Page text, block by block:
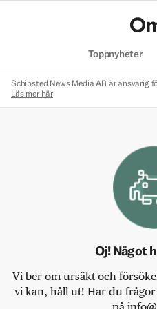
Toppnyheter
Schibsted News Media AB är ansvarig
Läs mer här
Oj! Något
Vi ber om ursäkt och
vi kan, håll ut! Har du